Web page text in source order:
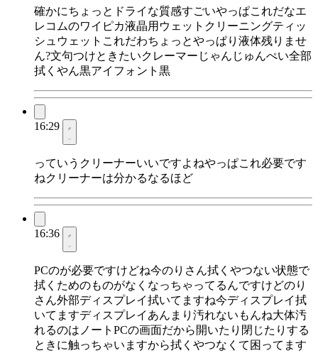
確かにちょっとドライな質感すごいやっぱこれだなエ
レコムのワイピカ液晶用ウェットクリーニングティッ
シュウェットこれだわちょっとやっぱり液体残りませ
ん?文句つけときたいクレーマーじゃんじゅんぺい全部
拭くやん黒アイフォント黒
16:29
っていうクリーナーいいですよねやっぱこれ必要です
ねクリーナーは分かるなるほど
16:36
PCのが必要ですけどね今のりさん拭くやつない状態で
拭くためのものがなくなっちゃってるんですけどのり
さん外部ディスプレイ拭いてますね今ディスプレイ拭
いてますディスプレイあんまり汚れないもんね大体汚
れるのはノートPCの画面だから開いたり閉じたりする
ときに触っちゃいますから拭くやつなくて困ってます